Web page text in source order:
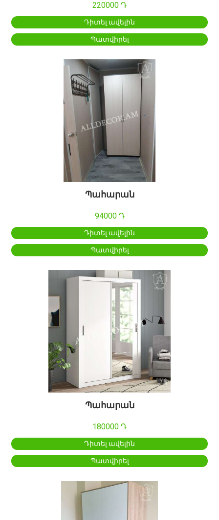
220000 Դ
Դիտել ավելին
Պատվիրել
Պահարան
94000 Դ
Դիտել ավելին
Պատվիրել
Պահարան
180000 Դ
Դիտել ավելին
Պատվիրել